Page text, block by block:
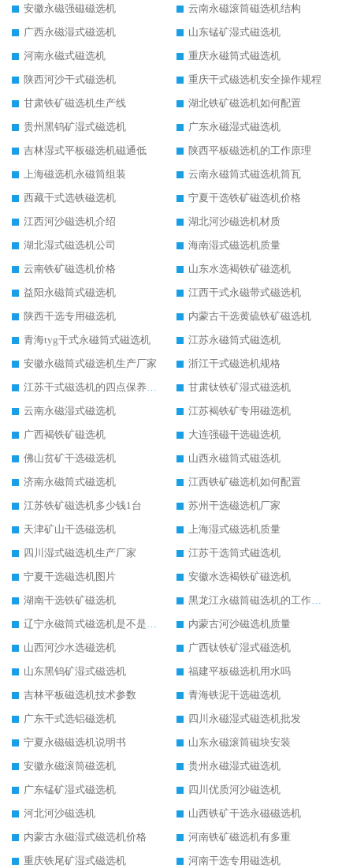
安徽永磁强磁磁选机
云南永磁滚筒磁选机结构
广西永磁湿式磁选机
山东锰矿湿式磁选机
河南永磁式磁选机
重庆永磁筒式磁选机
陕西河沙干式磁选机
重庆干式磁选机安全操作规程
甘肃铁矿磁选机生产线
湖北铁矿磁选机如何配置
贵州黑钨矿湿式磁选机
广东永磁湿式磁选机
吉林湿式平板磁选机磁通低
陕西平板磁选机的工作原理
上海磁选机永磁筒组装
云南永磁筒式磁选机筒瓦
西藏干式选铁磁选机
宁夏干选铁矿磁选机价格
江西河沙磁选机介绍
湖北河沙磁选机材质
湖北湿式磁选机公司
海南湿式磁选机质量
云南铁矿磁选机价格
山东水选褐铁矿磁选机
益阳永磁筒式磁选机
江西干式永磁带式磁选机
陕西干选专用磁选机
内蒙古干选黄硫铁矿磁选机
青海tyg干式永磁筒式磁选机
江苏永磁筒式磁选机
安徽永磁筒式磁选机生产厂家
浙江干式磁选机规格
江苏干式磁选机的四点保养秘籍
甘肃钛铁矿湿式磁选机
云南永磁湿式磁选机
江苏褐铁矿专用磁选机
广西褐铁矿磁选机
大连强磁干选磁选机
佛山贫矿干选磁选机
山西永磁筒式磁选机
济南永磁筒式磁选机
江西铁矿磁选机如何配置
江苏铁矿磁选机多少钱1台
苏州干选磁选机厂家
天津矿山干选磁选机
上海湿式磁选机质量
四川湿式磁选机生产厂家
江苏干选筒式磁选机
宁夏干选磁选机图片
安徽水选褐铁矿磁选机
湖南干选铁矿磁选机
黑龙江永磁筒磁选机的工作原理
辽宁永磁筒式磁选机是不是强磁
内蒙古河沙磁选机质量
山西河沙水选磁选机
广西钛铁矿湿式磁选机
山东黑钨矿湿式磁选机
福建平板磁选机用水吗
吉林平板磁选机技术参数
青海铁泥干选磁选机
广东干式选铝磁选机
四川永磁湿式磁选机批发
宁夏永磁磁选机说明书
山东永磁滚筒磁块安装
安徽永磁滚筒磁选机
贵州永磁湿式磁选机
广东锰矿湿式磁选机
四川优质河沙磁选机
河北河沙磁选机
山西铁矿干选永磁磁选机
内蒙古永磁湿式磁选机价格
河南铁矿磁选机有多重
重庆铁尾矿湿式磁选机
河南干选专用磁选机